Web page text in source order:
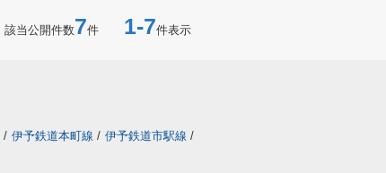
該当公開件数7件 1-7件表示
/ 伊予鉄道本町線 / 伊予鉄道市駅線 /